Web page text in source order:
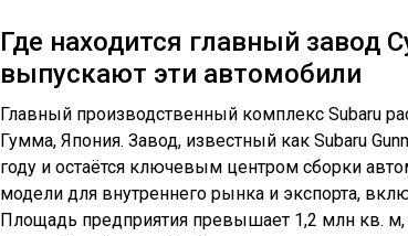
Где находится главный завод
выпускают эти автомобили
Главный производственный комплекс Subaru
Гумма, Япония. Завод, известный как Subaru
году и остаётся ключевым центром сборки
модели для внутреннего рынка и экспорта,
Площадь предприятия превышает 1,2 млн кв.